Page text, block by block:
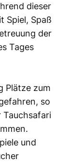
dieser
Spiel, Spaß
der
Tages
Plätze zum
so
Tauchsafari
und